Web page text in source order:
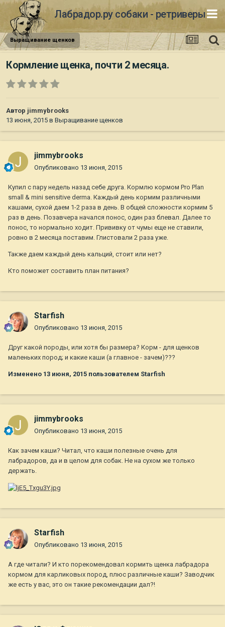
Лабрадор.ру собаки - ретриверы
Выращивание щенков
Кормление щенка, почти 2 месяца.
Автор jimmybrooks
13 июня, 2015 в Выращивание щенков
jimmybrooks
Опубликовано 13 июня, 2015
Купил с пару недель назад себе друга. Кормлю кормом Pro Plan
small & mini sensitive derma. Каждый день кормим различными
кашами, сухой даем 1-2 раза в день. В общей сложности кормим 5
раз в день. Позавчера начался понос, один раз блевал. Далее то
понос, то нормально ходит. Прививку от чумы еще не ставили,
ровно в 2 месяца поставим. Глистовали 2 раза уже.
Также даем каждый день кальций, стоит или нет?
Кто поможет составить план питания?
Starfish
Опубликовано 13 июня, 2015
Друг какой породы, или хотя бы размера? Корм - для щенков
маленьких пород; и какие каши (а главное - зачем)???
Изменено 13 июня, 2015 пользователем Starfish
jimmybrooks
Опубликовано 13 июня, 2015
Как зачем каши? Читал, что каши полезные очень для
лабрадоров, да и в целом для собак. Не на сухом же только
держать.
Starfish
Опубликовано 13 июня, 2015
А где читали? И кто порекомендовал кормить щенка лабрадора
кормом для карликовых пород, плюс различные каши? Заводчик
же есть у вас, это он такие рекомендации дал?!